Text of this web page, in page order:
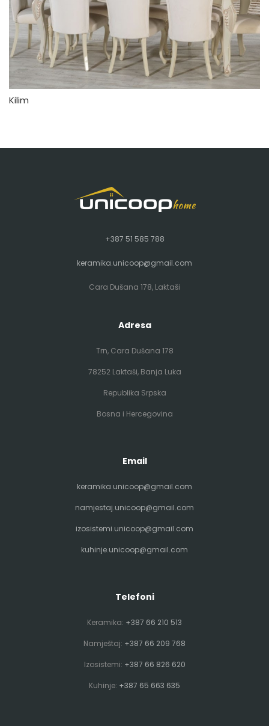
Kilim
+387 51 585 788
keramika.unicoop@gmail.com
Cara Dušana 178, Laktaši
Adresa
Trn, Cara Dušana 178
78252 Laktaši, Banja Luka
Republika Srpska
Bosna i Hercegovina
Email
keramika.unicoop@gmail.com
namjestaj.unicoop@gmail.com
izosistemi.unicoop@gmail.com
kuhinje.unicoop@gmail.com
Telefoni
Keramika: +387 66 210 513
Namještaj: +387 66 209 768
Izosistemi: +387 66 826 620
Kuhinje: +387 65 663 635